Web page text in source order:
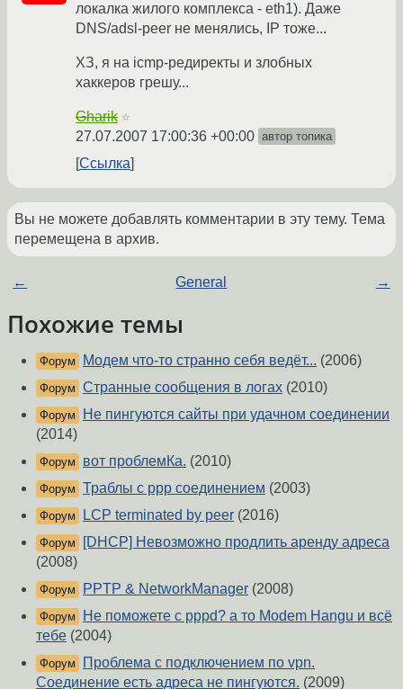
локалка жилого комплекса - eth1). Даже
DNS/adsl-peer не менялись, IP тоже...
ХЗ, я на icmp-редиректы и злобных
хаккеров грешу...
Gharik ☆
27.07.2007 17:00:36 +00:00 автор топика
Ссылка
Вы не можете добавлять комментарии в эту тему. Тема
перемещена в архив.
← General →
Похожие темы
Форум Модем что-то странно себя ведёт... (2006)
Форум Странные сообщения в логах (2010)
Форум
Не пингуются сайты при удачном соединении
(2014)
Форум вот проблемКа. (2010)
Форум Траблы с ppp соединением (2003)
Форум LCP terminated by peer (2016)
Форум
[DHCP] Невозможно продлить аренду адреса
(2008)
Форум PPTP & NetworkManager (2008)
Форум
Не поможете с pppd? а то Modem Hangu и всё
тебе (2004)
Форум
Проблема с подключением по vpn.
Соединение есть адреса не пингуются. (2009)